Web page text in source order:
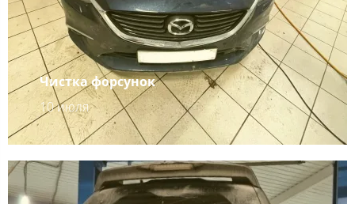
Чистка форсунок
10 июля